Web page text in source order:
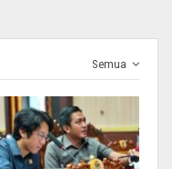
Semua